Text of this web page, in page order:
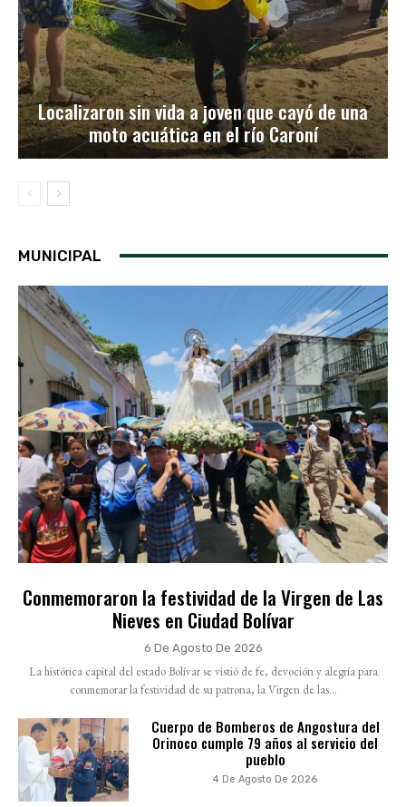
Localizaron sin vida a joven que cayó de una
moto acuática en el río Caroní
MUNICIPAL
Conmemoraron la festividad de la Virgen de Las
Nieves en Ciudad Bolívar
6 De Agosto De 2026
La histórica capital del estado Bolívar se vistió de fe, devoción y alegría para
conmemorar la festividad de su patrona, la Virgen de las...
Cuerpo de Bomberos de Angostura del
Orinoco cumple 79 años al servicio del
pueblo
4 De Agosto De 2026